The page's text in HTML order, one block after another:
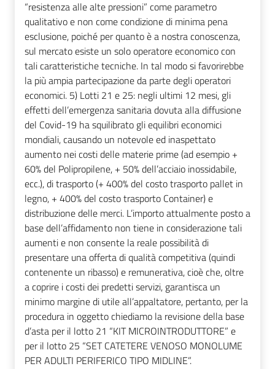
“resistenza alle alte pressioni” come parametro
qualitativo e non come condizione di minima pena
esclusione, poiché per quanto è a nostra conoscenza,
sul mercato esiste un solo operatore economico con
tali caratteristiche tecniche. In tal modo si favorirebbe
la più ampia partecipazione da parte degli operatori
economici. 5) Lotti 21 e 25: negli ultimi 12 mesi, gli
effetti dell’emergenza sanitaria dovuta alla diffusione
del Covid-19 ha squilibrato gli equilibri economici
mondiali, causando un notevole ed inaspettato
aumento nei costi delle materie prime (ad esempio +
60% del Polipropilene, + 50% dell’acciaio inossidabile,
ecc.), di trasporto (+ 400% del costo trasporto pallet in
legno, + 400% del costo trasporto Container) e
distribuzione delle merci. L’importo attualmente posto a
base dell’affidamento non tiene in considerazione tali
aumenti e non consente la reale possibilità di
presentare una offerta di qualità competitiva (quindi
contenente un ribasso) e remunerativa, cioè che, oltre
a coprire i costi dei predetti servizi, garantisca un
minimo margine di utile all’appaltatore, pertanto, per la
procedura in oggetto chiediamo la revisione della base
d’asta per il lotto 21 “KIT MICROINTRODUTTORE” e
per il lotto 25 “SET CATETERE VENOSO MONOLUME
PER ADULTI PERIFERICO TIPO MIDLINE”.